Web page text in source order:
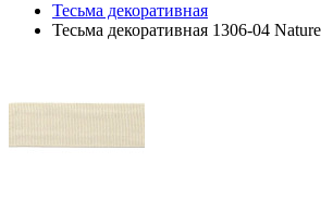
Тесьма декоративная
Тесьма декоративная 1306-04